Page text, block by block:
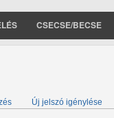
CSECSE/BECSE
Új jelszó igénylése